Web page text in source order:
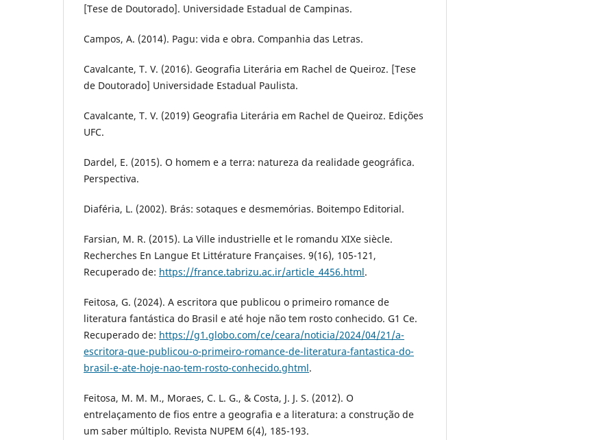
[Tese de Doutorado]. Universidade Estadual de Campinas.
Campos, A. (2014). Pagu: vida e obra. Companhia das Letras.
Cavalcante, T. V. (2016). Geografia Literária em Rachel de Queiroz. [Tese
de Doutorado] Universidade Estadual Paulista.
Cavalcante, T. V. (2019) Geografia Literária em Rachel de Queiroz. Edições
UFC.
Dardel, E. (2015). O homem e a terra: natureza da realidade geográfica.
Perspectiva.
Diaféria, L. (2002). Brás: sotaques e desmemórias. Boitempo Editorial.
Farsian, M. R. (2015). La Ville industrielle et le romandu XIXe siècle.
Recherches En Langue Et Littérature Françaises. 9(16), 105-121,
Recuperado de: https://france.tabrizu.ac.ir/article_4456.html.
Feitosa, G. (2024). A escritora que publicou o primeiro romance de
literatura fantástica do Brasil e até hoje não tem rosto conhecido. G1 Ce.
Recuperado de: https://g1.globo.com/ce/ceara/noticia/2024/04/21/a-
escritora-que-publicou-o-primeiro-romance-de-literatura-fantastica-do-
brasil-e-ate-hoje-nao-tem-rosto-conhecido.ghtml.
Feitosa, M. M. M., Moraes, C. L. G., & Costa, J. J. S. (2012). O
entrelaçamento de fios entre a geografia e a literatura: a construção de
um saber múltiplo. Revista NUPEM 6(4), 185-193.